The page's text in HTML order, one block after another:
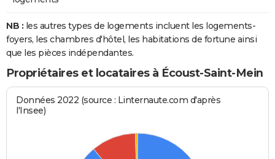
NB : les autres types de logements incluent les logements-
foyers, les chambres d'hôtel, les habitations de fortune ainsi
que les pièces indépendantes.
Propriétaires et locataires à Écoust-Saint-Mein
Données 2022 (source : Linternaute.com d'après
l'Insee)